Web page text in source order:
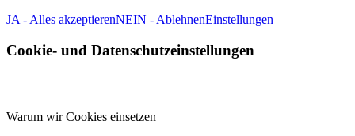
JA - Alles akzeptierenNEIN - AblehnenEinstellungen
Cookie- und Datenschutzeinstellungen
Warum wir Cookies einsetzen